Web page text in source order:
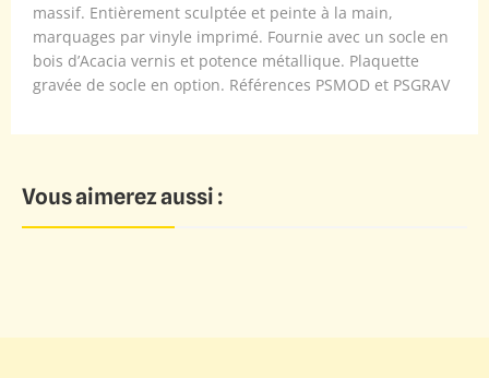
massif. Entièrement sculptée et peinte à la main,
marquages par vinyle imprimé. Fournie avec un socle en
bois d’Acacia vernis et potence métallique. Plaquette
gravée de socle en option. Références PSMOD et PSGRAV
Vous aimerez aussi :